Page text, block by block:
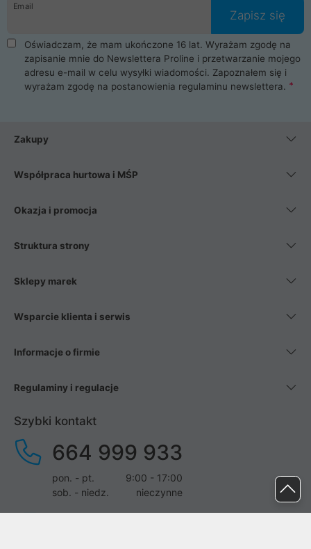
Email
Zapisz się
Oświadczam, że mam ukończone 16 lat. Wyrażam zgodę na
zapisanie mnie do Newslettera Proline i przetwarzanie mojego
adresu e-mail w celu wysyłki wiadomości. Zapoznałem się i
wyrażam zgodę na postanowienia regulaminu newslettera.
Zakupy
Współpraca hurtowa i MŚP
Okazja i promocja
Struktura strony
Sklepy marek
Wsparcie klienta i serwis
Informacje o firmie
Regulaminy i regulacje
Szybki kontakt
664 999 933
pon. - pt.
9:00 - 17:00
sob. - niedz.
nieczynne